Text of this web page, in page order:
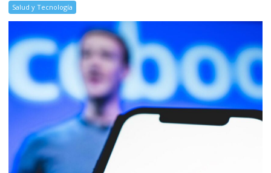
Salud y Tecnología